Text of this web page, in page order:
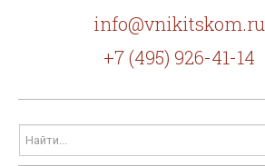
info@vnikitskom.ru
+7 (495) 926-41-14